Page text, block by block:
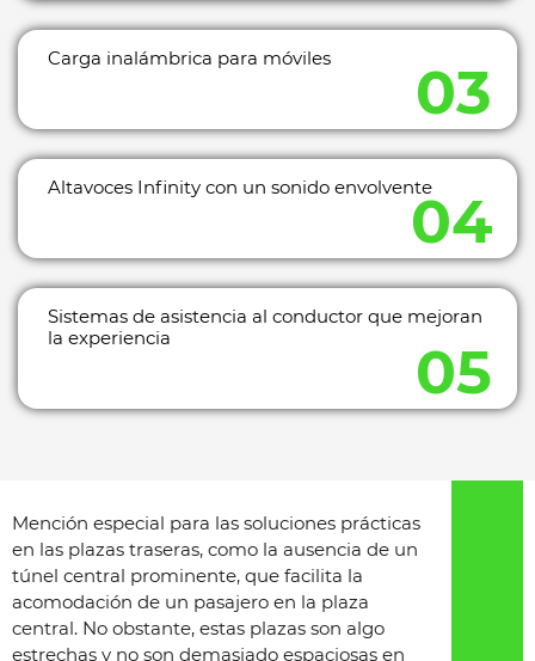
Carga inalámbrica para móviles
Altavoces Infinity con un sonido envolvente
Sistemas de asistencia al conductor que mejoran
la experiencia
Mención especial para las soluciones prácticas
en las plazas traseras, como la ausencia de un
túnel central prominente, que facilita la
acomodación de un pasajero en la plaza
central. No obstante, estas plazas son algo
estrechas y no son demasiado espaciosas en